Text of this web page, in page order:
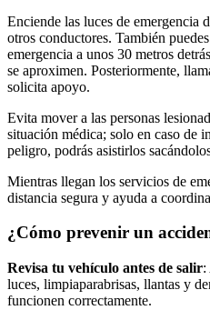
Enciende las luces de emergencia
otros conductores. También
emergencia a unos 30 metros
se aproximen. Posteriormente,
solicita apoyo.
Evita mover a las personas
situación médica; solo en caso de
peligro, podrás asistirlos
Mientras llegan los servicios de
distancia segura y ayuda a
¿Cómo prevenir un
Revisa tu vehículo antes de salir:
luces, limpiaparabrisas, llantas y
funcionen correctamente.